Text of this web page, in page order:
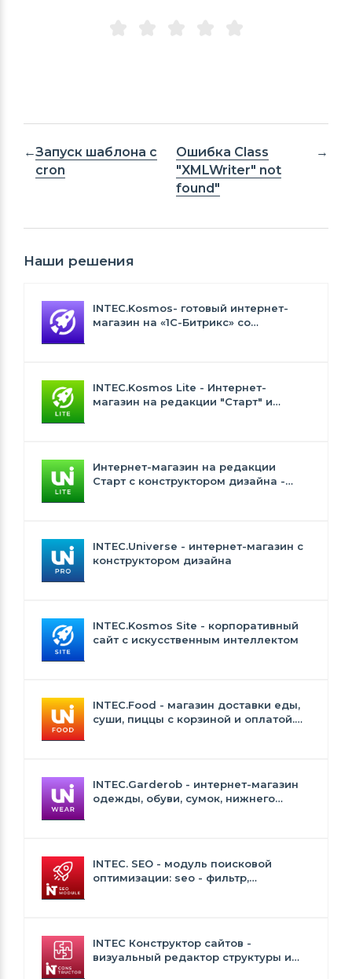
Запуск шаблона с
cron
Ошибка Class
"XMLWriter" not
found"
Наши решения
INTEC.Kosmos- готовый интернет-
магазин на «1С-Битрикс» со
INTEC.Kosmos Lite - Интернет-
магазин на редакции "Старт" и
Интернет-магазин на редакции
Старт с конструктором дизайна -
INTEC.Universe - интернет-магазин с
конструктором дизайна
INTEC.Kosmos Site - корпоративный
сайт с искусственным интеллектом
INTEC.Food - магазин доставки еды,
суши, пиццы с корзиной и оплатой.
INTEC.Garderob - интернет-магазин
одежды, обуви, сумок, нижнего
INTEC. SEO - модуль поисковой
оптимизации: seo - фильтр,
INTEC Конструктор сайтов -
визуальный редактор структуры и